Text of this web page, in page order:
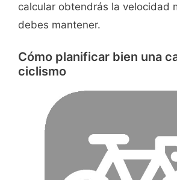
calcular obtendrás la velocidad
debes mantener.
Cómo planificar bien una
ciclismo